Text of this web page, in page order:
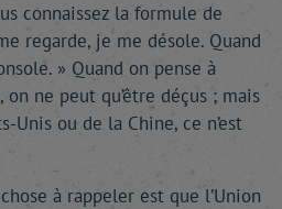
connaissez la formule de
regarde, je me désole. Quand
» Quand on pense à
on ne peut qu’être déçus ; mais
Unis ou de la Chine, ce n’est
à rappeler est que l’Union